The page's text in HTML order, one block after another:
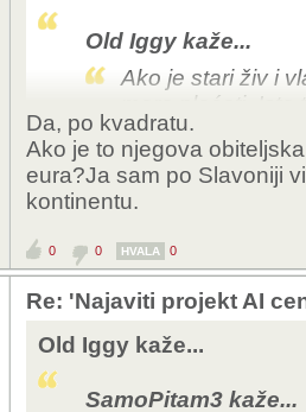
Old Iggy kaže...
Ako je stari živ i
mora plaćati.
E sad, gdje to u
Dubrovnik ima 4
ima većina
koje je postavila
nadam se da si u
jos vodim tamo, ali
I kakvih 0.6 € ? To ti
Slavoniji naplacuju 4
za tzv. odmor i samo
Da, po kvadratu.
Ako je to njegova
eura?Ja sam po Slavoniji
kontinentu.
0 0 HVALA 0
Re: 'Najaviti projekt AI
Old Iggy kaže...
SamoPitam3 kaže...